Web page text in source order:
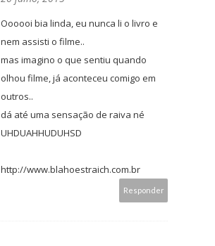
Oooooi bia linda, eu nunca li o livro e
nem assisti o filme..
mas imagino o que sentiu quando
olhou filme, já aconteceu comigo em
outros..
dá até uma sensação de raiva né
UHDUAHHUDUHSD
http://www.blahoestraich.com.br
Responder